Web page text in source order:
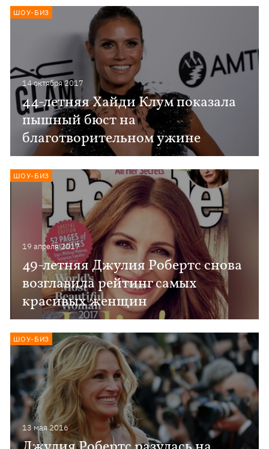
14 октября 2017
44-летняя Хайди Клум показала
пышный бюст на
благотворительном ужине
ШОУ-БИЗ
19 апреля 2017
49-летняя Джулия Робертс снова
возглавила рейтинг самых
красивых женщин
ШОУ-БИЗ
13 мая 2016
ШОУ-БИЗ